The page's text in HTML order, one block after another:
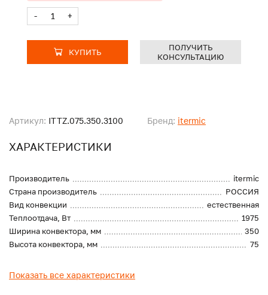
Артикул: ITTZ.075.350.3100 Бренд: itermic
ХАРАКТЕРИСТИКИ
Производитель
itermic
Страна производитель
РОССИЯ
Вид конвекции
естественная
Теплоотдача, Вт
1975
Ширина конвектора, мм
350
Высота конвектора, мм
75
Показать все характеристики
- +
КУПИТЬ
ПОЛУЧИТЬ
КОНСУЛЬТАЦИЮ